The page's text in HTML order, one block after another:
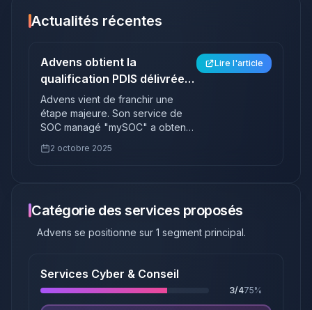
Actualités récentes
Advens obtient la
qualification PDIS délivrée
par l'ANSSI
Advens vient de franchir une
étape majeure. Son service de
SOC managé "mySOC" a obtenu
de Détection d'Incidents de
français, lui ouvre les portes de la
d'information des Opérateurs
2 octobre 2025
Lire l'article
Catégorie des services proposés
Advens se positionne sur 1 segment principal.
Services Cyber & Conseil
3/475%